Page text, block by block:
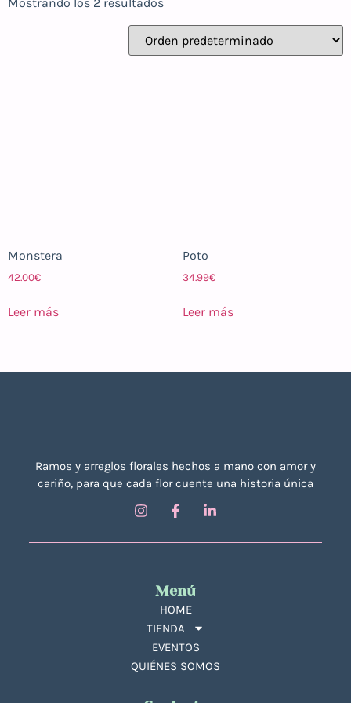
Monstera
42.00€
Leer más
Poto
34.99€
Leer más
Ramos y arreglos florales hechos a mano con amor y
cariño, para que cada flor cuente una historia única
Menú
HOME
TIENDA
EVENTOS
QUIÉNES SOMOS